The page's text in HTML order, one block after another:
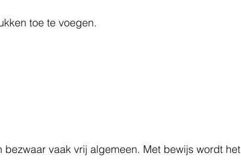
toe te voegen.
vaak vrij algemeen. Met bewijs wordt het